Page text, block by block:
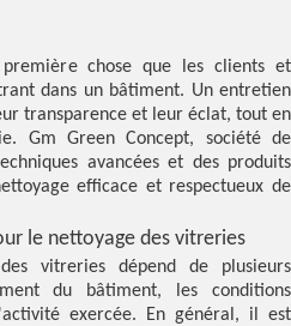
chose que les clients et
dans un bâtiment. Un entretien
transparence et leur éclat, tout en
Gm Green Concept, société de
avancées et des produits
efficace et respectueux de
le nettoyage des vitreries
vitreries dépend de plusieurs
du bâtiment, les conditions
exercée. En général, il est